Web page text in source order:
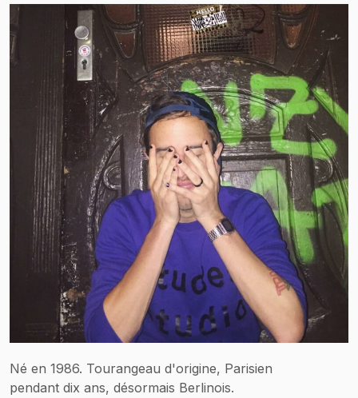
Né en 1986. Tourangeau d'origine, Parisien
pendant dix ans, désormais Berlinois.